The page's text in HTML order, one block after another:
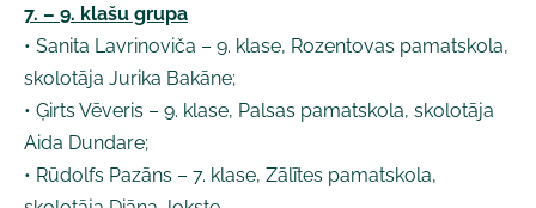
7. – 9. klašu grupa
• Sanita Lavrinoviča – 9. klase, Rozentovas pamatskola,
skolotāja Jurika Bakāne;
• Ģirts Vēveris – 9. klase, Palsas pamatskola, skolotāja
Aida Dundare;
• Rūdolfs Pazāns – 7. klase, Zālītes pamatskola,